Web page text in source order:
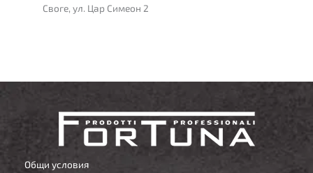
Своге, ул. Цар Симеон 2
Общи условия